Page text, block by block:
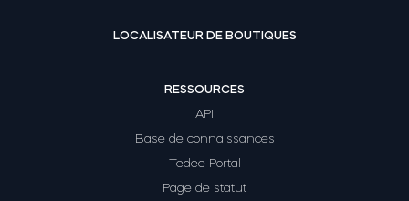
LOCALISATEUR DE BOUTIQUES
RESSOURCES
API
Base de connaissances
Tedee Portal
Page de statut